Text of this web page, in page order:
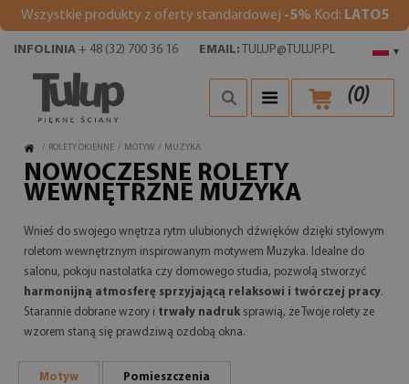
Wszystkie produkty z oferty standardowej -5% Kod: LATO5
▾
INFOLINIA + 48 (32) 700 36 16 EMAIL: TULUP@TULUP.PL
(0)
/ ROLETY OKIENNE / MOTYW / MUZYKA
NOWOCZESNE ROLETY
WEWNĘTRZNE MUZYKA
Wnieś do swojego wnętrza rytm ulubionych dźwięków dzięki stylowym
roletom wewnętrznym inspirowanym motywem Muzyka. Idealne do
salonu, pokoju nastolatka czy domowego studia, pozwolą stworzyć
harmonijną atmosferę sprzyjającą relaksowi i twórczej pracy.
Starannie dobrane wzory i trwały nadruk sprawią, że Twoje rolety ze
wzorem staną się prawdziwą ozdobą okna.
Motyw Pomieszczenia